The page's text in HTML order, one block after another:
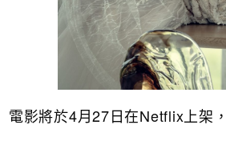
電影將於4月27日在Netflix上架